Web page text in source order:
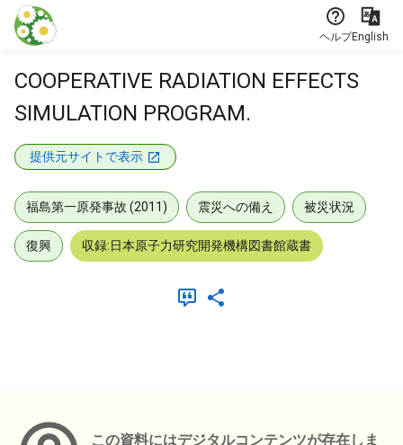
本文に飛ぶ
ヘルプEnglish
COOPERATIVE RADIATION EFFECTS
SIMULATION PROGRAM.
提供元サイトで表示
福島第一原発事故 (2011) 震災への備え 被災状況
復興 収録:日本原子力研究開発機構図書館蔵書
この資料にはデジタルコンテンツが存在しま